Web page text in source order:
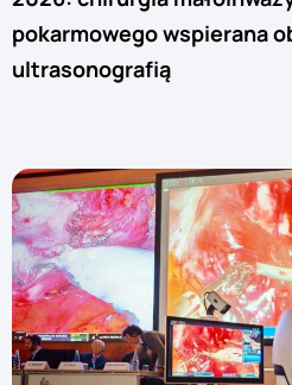
pokarmowego wspierana
ultrasonografią